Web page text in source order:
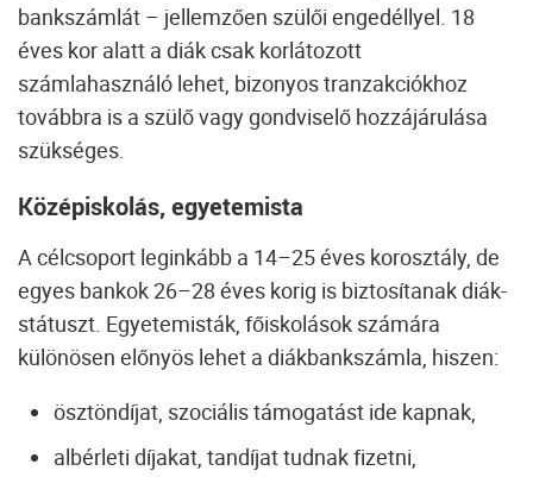
bankszámlát – jellemzően szülői engedéllyel. 18
éves kor alatt a diák csak korlátozott
számlahasználó lehet, bizonyos tranzakciókhoz
továbbra is a szülő vagy gondviselő hozzájárulása
szükséges.
Középiskolás, egyetemista
A célcsoport leginkább a 14–25 éves korosztály, de
egyes bankok 26–28 éves korig is biztosítanak diák-
státuszt. Egyetemisták, főiskolások számára
különösen előnyös lehet a diákbankszámla, hiszen:
ösztöndíjat, szociális támogatást ide kapnak,
albérleti díjakat, tandíjat tudnak fizetni,